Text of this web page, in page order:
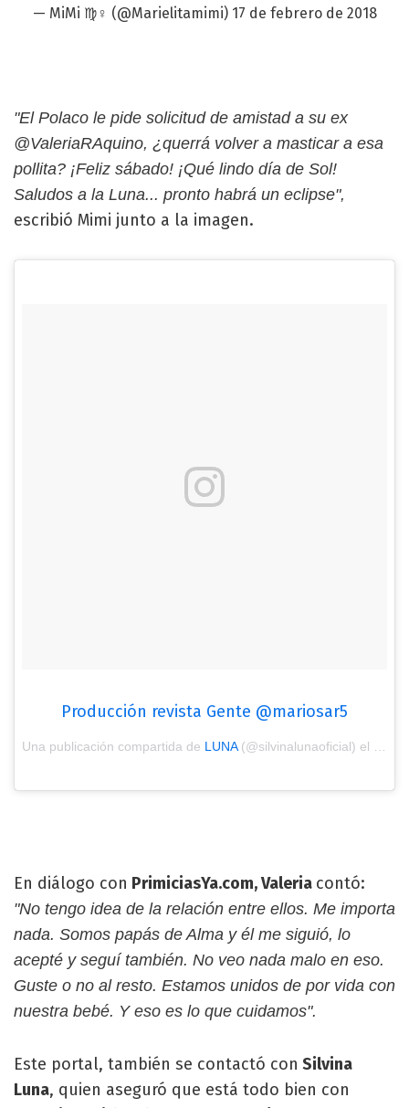
— MiMi ♍️♀️ (@Marielitamimi) 17 de febrero de 2018
"El Polaco le pide solicitud de amistad a su ex
@ValeriaRAquino, ¿querrá volver a masticar a esa
pollita? ¡Feliz sábado! ¡Qué lindo día de Sol!
Saludos a la Luna... pronto habrá un eclipse",
escribió Mimi junto a la imagen.
Producción revista Gente @mariosar5
Una publicación compartida de LUNA(@silvinalunaoficial) el
En diálogo con PrimiciasYa.com, Valeria contó:
"No tengo idea de la relación entre ellos. Me importa
nada. Somos papás de Alma y él me siguió, lo
acepté y seguí también. No veo nada malo en eso.
Guste o no al resto. Estamos unidos de por vida con
nuestra bebé. Y eso es lo que cuidamos".
Este portal, también se contactó con Silvina
Luna, quien aseguró que está todo bien con